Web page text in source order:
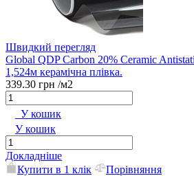
Швидкий перегляд
Global QDP Carbon 20% Ceramic
1,524м керамічна плівка.
339.30 грн /м2
У кошик
У кошик
Докладніше
Купити в 1 клік
Порівняння